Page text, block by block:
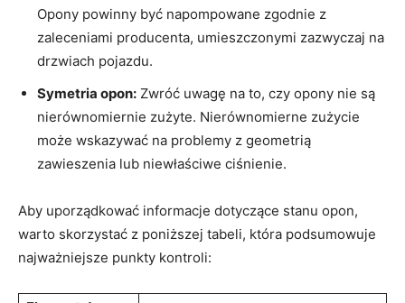
Opony powinny być napompowane zgodnie z
zaleceniami producenta, umieszczonymi zazwyczaj na
drzwiach pojazdu.
Symetria opon: Zwróć uwagę na to, czy opony nie są
nierównomiernie zużyte. Nierównomierne zużycie
może wskazywać na problemy z geometrią
zawieszenia lub niewłaściwe ciśnienie.
Aby uporządkować informacje dotyczące stanu opon,
warto skorzystać z poniższej tabeli, która podsumowuje
najważniejsze punkty kontroli: